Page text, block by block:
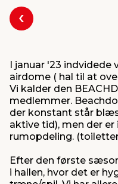
& syltning
Forrige
I januar '23 indvidede
airdome ( hal til at
Vi kalder den
medlemmer.
der konstant står
aktive tid), men der
rumopdeling.
Efter den første
i hallen, hvor det er